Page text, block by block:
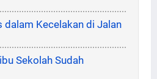
dalam Kecelakan di Jalan
Sekolah Sudah